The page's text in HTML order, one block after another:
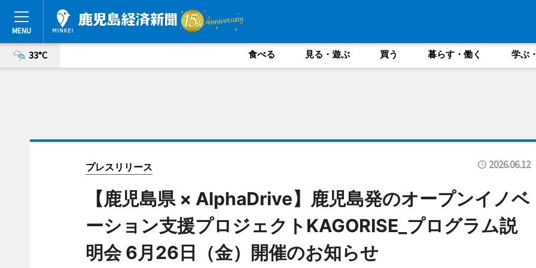
33°C 食べる 見る・遊ぶ 買う 暮らす・働く 学ぶ
プレスリリース 2026.06.12
【鹿児島県 × AlphaDrive】鹿児島発のオープンイノベ
ーション支援プロジェクトKAGORISE_プログラム説
明会 6月26日（金）開催のお知らせ